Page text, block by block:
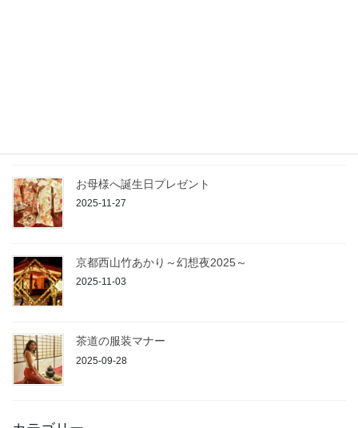
お母様へ誕生日プレゼント
2025-11-27
京都西山竹あかり～幻想夜2025～
2025-11-03
茶道の服装マナー
2025-09-28